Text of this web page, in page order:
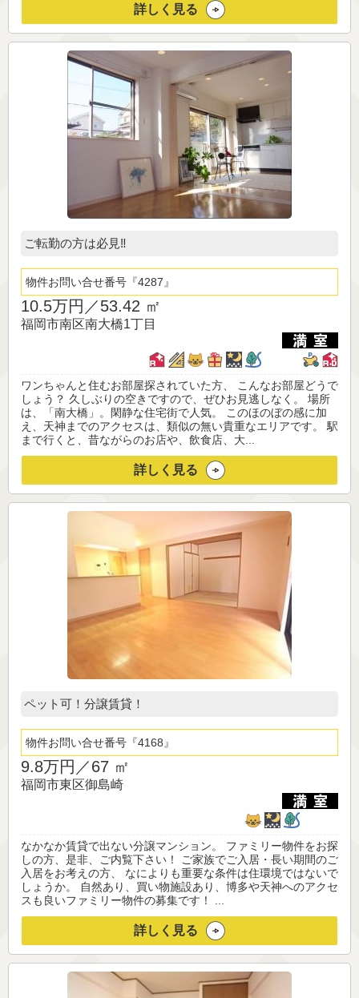
詳しく見る
ご転勤の方は必見‼
物件お問い合せ番号 4287
10.5万円／53.42 ㎡
福岡市南区南大橋1丁目
ワンちゃんと住むお部屋探されていた方、 こんなお部屋どうで
しょう？ 久しぶりの空きですので、ぜひお見逃しなく。 場所
は、「南大橋」。閑静な住宅街で人気。 このほのぼの感に加
え、天神までのアクセスは、類似の無い貴重なエリアです。 駅
まで行くと、昔ながらのお店や、飲食店、大...
詳しく見る
ペット可！分譲賃貸！
物件お問い合せ番号 4168
9.8万円／67 ㎡
福岡市東区御島崎
なかなか賃貸で出ない分譲マンション。 ファミリー物件をお探
しの方、是非、ご内覧下さい！ ご家族でご入居・長い期間のご
入居をお考えの方、 なによりも重要な条件は住環境ではないで
しょうか。 自然あり、買い物施設あり、博多や天神へのアクセ
スも良いファミリー物件の募集です！ ...
詳しく見る